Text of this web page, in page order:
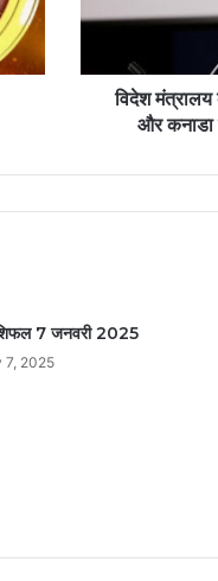
विदेश
और कनाडा
7 जनवरी 2025
7, 2025